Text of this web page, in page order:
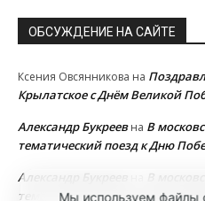
ОБСУЖДЕНИЕ НА САЙТЕ
Ксения Овсянникова на
Крылатское с Днём Великой
Александр Букреевна В
тематический поезд к Дню
Александр Букреев
В
тематический поезд к Дню
Мы используем файлы